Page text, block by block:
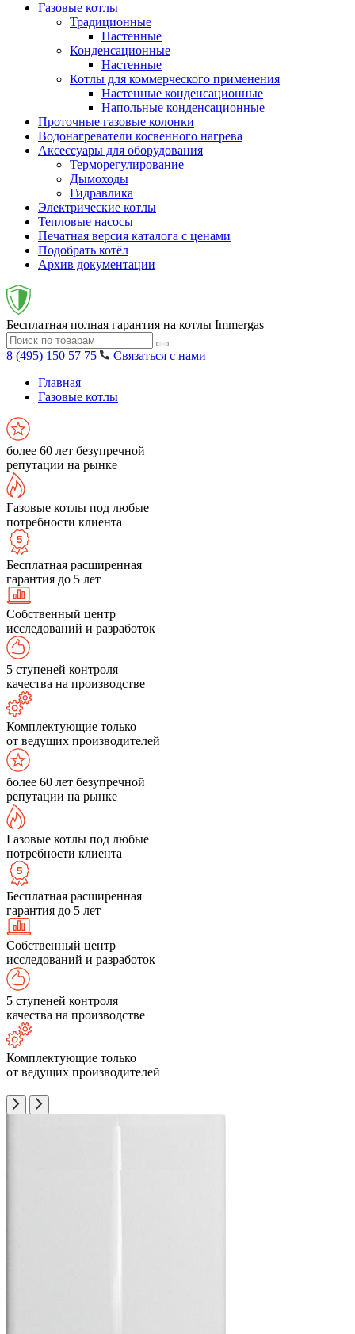
Газовые котлы
Традиционные
Настенные
Конденсационные
Настенные
Котлы для коммерческого применения
Настенные конденсационные
Напольные конденсационные
Проточные газовые колонки
Водонагреватели косвенного нагрева
Аксессуары для оборудования
Терморегулирование
Дымоходы
Гидравлика
Электрические котлы
Тепловые насосы
Печатная версия каталога с ценами
Подобрать котёл
Архив документации
Бесплатная полная гарантия на котлы Immergas
8 (495) 150 57 75
Связаться с нами
Главная
Газовые котлы
более 60 лет безупречной
репутации на рынке
Газовые котлы под любые
потребности клиента
Бесплатная расширенная
гарантия до 5 лет
Собственный центр
исследований и разработок
5 ступеней контроля
качества на производстве
Комплектующие только
от ведущих производителей
более 60 лет безупречной
репутации на рынке
Газовые котлы под любые
потребности клиента
Бесплатная расширенная
гарантия до 5 лет
Собственный центр
исследований и разработок
5 ступеней контроля
качества на производстве
Комплектующие только
от ведущих производителей